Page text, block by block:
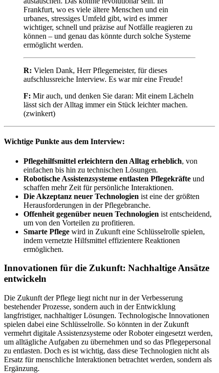
Frankfurt, wo es viele ältere Menschen und ein
urbanes, stressiges Umfeld gibt, wird es immer
wichtiger, schnell und präzise auf Notfälle reagieren zu
können – und genau das könnte durch solche Systeme
ermöglicht werden.
R: Vielen Dank, Herr Pflegemeister, für dieses
aufschlussreiche Interview. Es war mir eine Freude!
F: Mir auch, und denken Sie daran: Mit einem Lächeln
lässt sich der Alltag immer ein Stück leichter machen.
(zwinkert)
Wichtige Punkte aus dem Interview:
Pflegehilfsmittel erleichtern den Alltag erheblich, von
einfachen bis hin zu technischen Lösungen.
Robotische Assistenzsysteme entlasten Pflegekräfte und
schaffen mehr Zeit für persönliche Interaktionen.
Die Akzeptanz neuer Technologien ist eine der größten
Herausforderungen in der Pflegebranche.
Offenheit gegenüber neuen Technologien ist entscheidend,
um von den Vorteilen zu profitieren.
Smarte Pflege wird in Zukunft eine Schlüsselrolle spielen,
indem vernetzte Hilfsmittel effizientere Reaktionen
ermöglichen.
Innovationen für die Zukunft: Nachhaltige Ansätze
entwickeln
Die Zukunft der Pflege liegt nicht nur in der Verbesserung
bestehender Prozesse, sondern auch in der Entwicklung
langfristiger, nachhaltiger Lösungen. Technologische Innovationen
spielen dabei eine Schlüsselrolle. So könnten in der Zukunft
vermehrt digitale Assistenzsysteme oder Roboter eingesetzt werden,
um alltägliche Aufgaben zu übernehmen und so das Pflegepersonal
zu entlasten. Doch es ist wichtig, dass diese Technologien nicht als
Ersatz für menschliche Interaktionen betrachtet werden, sondern als
Ergänzung.